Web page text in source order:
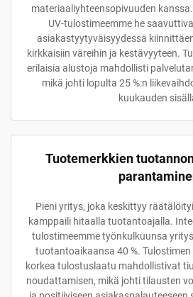
materiaaliyhteensopivuuden
UV-tulostimeemme he
asiakastyytyväisyydessä
kirkkaisiin väreihin ja kestävyyteen.
erilaisia alustoja mahdollisti
mikä johti lopulta 25 %:n
kuukauden
Tuotemerkkien
Pieni yritys, joka keskittyy
kamppaili hitaalla tuotantoajalla.
tulostimeemme työnkulkuunsa
tuotantoaikaansa 40 %.
korkea tulostuslaatu mahdollistivat
noudattamisen, mikä johti tilausten